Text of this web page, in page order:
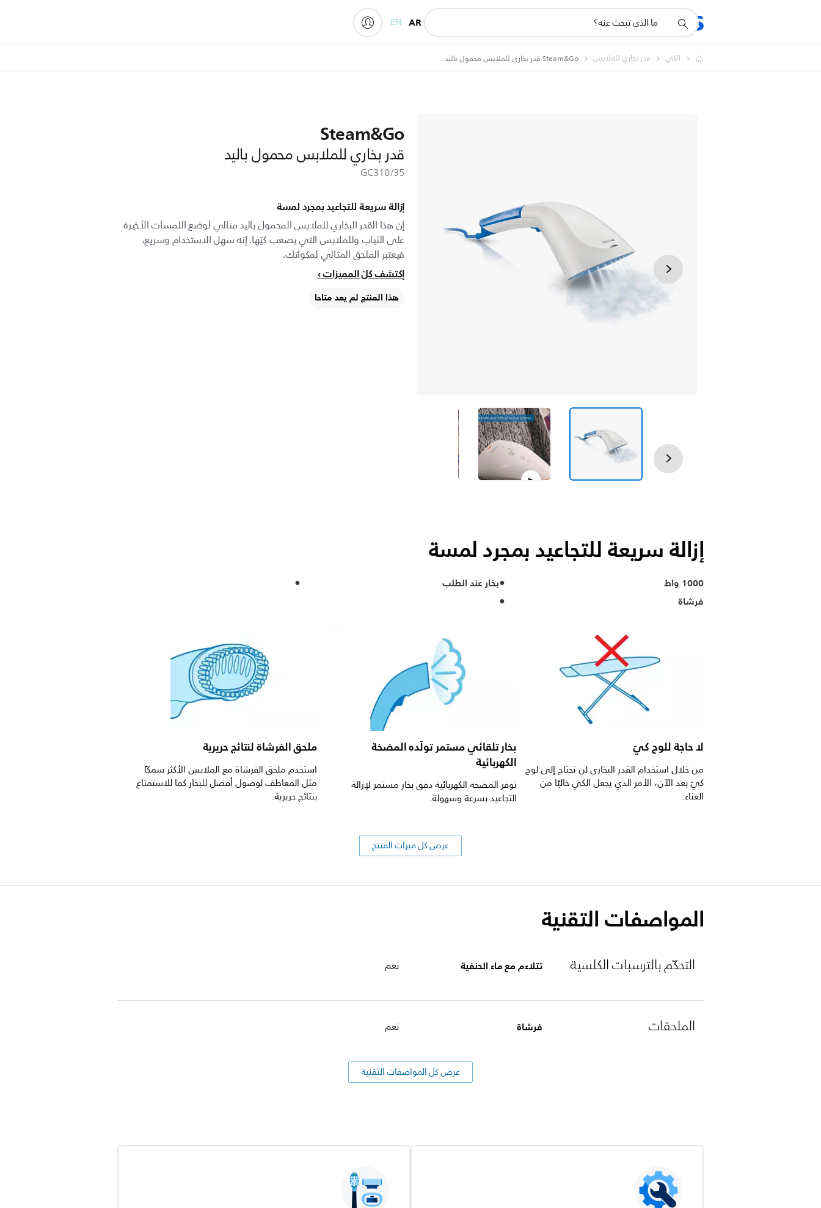
المنتجات
أيقونة
دعم
AR
EN
الكي قدر بخاري للملابس Steam&Go قدر بخاري للملابس محمول باليد
Steam&Go
قدر بخاري للملابس محمول باليد
GC310/35
إزالة سريعة للتجاعيد بمجرد لمسة
إن هذا القدر البخاري للملابس المحمول باليد مثالي لوضع اللمسات الأخيرة
على الثياب وللملابس التي يصعب كيّها. إنه سهل الاستخدام وسريع،
فيعتبر الملحق المثالي لمكواتك.
إكتشف كلّ المميزات
هذا المنتج لم يعد متاحا
إزالة سريعة للتجاعيد بمجرد لمسة
1000 واط
بخار عند الطلب
فرشاة
لا حاجة للوح كيّ
من خلال استخدام القدر البخاري لن تحتاج إلى لوح
كيّ بعد الآن، الأمر الذي يجعل الكي خاليًا من
العناء.
بخار تلقائي مستمر تولّده المضخة
الكهربائية
توفر المضخة الكهربائية دفق بخار مستمر لإزالة
التجاعيد بسرعة وسهولة.
ملحق الفرشاة لنتائج حريرية
استخدم ملحق الفرشاة مع الملابس الأكثر سمكًا
مثل المعاطف لوصول أفضل للبخار كما للاستمتاع
بنتائج حريرية.
عرض كل ميزات المنتج
المواصفات التقنية
التحكّم بالترسبات الكلسية تتلاءم مع ماء الحنفية نعم
الملحقات فرشاة نعم
عرض كل المواصفات التقنية